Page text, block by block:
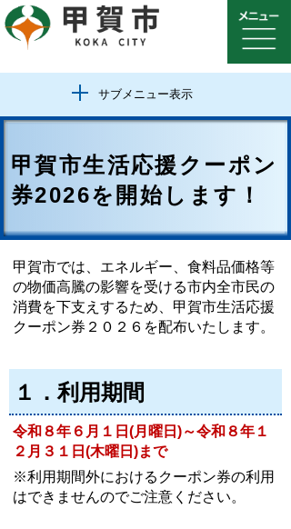
サブメニュー表示
甲賀市生活応援クーポン
券2026を開始します！
甲賀市では、エネルギー、食料品価格等
の物価高騰の影響を受ける市内全市民の
消費を下支えするため、甲賀市生活応援
クーポン券２０２６を配布いたします。
１．利用期間
令和８年６月１日(月曜日)～令和８年１
２月３１日(木曜日)まで
※利用期間外におけるクーポン券の利用
はできませんのでご注意ください。